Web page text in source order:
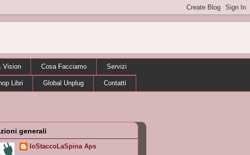
Vision Cosa Facciamo Servizi
Libri Global Unplug Contatti
generali
IoStaccoLaSpina Aps